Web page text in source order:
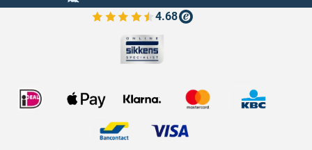
4.68
Bekijk de verfplaza beoordelingen